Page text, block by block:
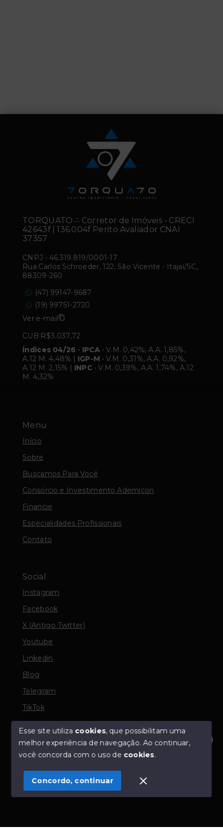
Olá! Estamos disponíveis para te ajudar.
Menu
Início
Sobre
Buscamos Para Você
Consórcio e Investimento Ademicon
Financie
Especialidades Profissionais
Contato
Social
Instagram
Facebook
X (Antigo Twitter)
Youtube
Linkedin
Blog
Telegram
TikTok
© Copyright 2026 - TORQUATO ∴ Corretor de Imóveis
- CRECI 42643f | 136.004f Perito Avaliador CNAI 37357
SITE PARA IMOBILIARIA
TORQUATO ∴ Corretor de Imóveis - CRECI
42643f | 136.004f Perito Avaliador CNAI
37357
CNPJ - 46.319.819/0001-17
Rua Carlos Schroeder, 122, São Vicente - Itajaí/SC,
88309-260
(47) 99147-9687
(19) 99751-2720
Ver e-mail
CUB R$3.037,72
Índices 04/26 - IPCA • V.M. 0,42%, A.A. 1,85%,
A.12 M. 4,48% | IGP-M • V.M. 0,31%, A.A. 0,92%,
A.12 M. 2,15% | INPC • V.M. 0,39%, A.A. 1,74%, A.12
M. 4,32%
Esse site utiliza cookies, que possibilitam uma
melhor experiência de navegação.Ao continuar,
você concorda com o uso de cookies.
Concordo, continuar